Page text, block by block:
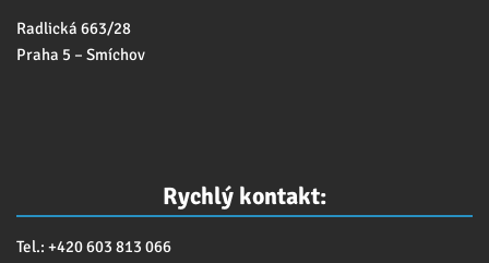
Radlická 663/28
Praha 5 – Smíchov
Rychlý kontakt:
Tel.: +420 603 813 066